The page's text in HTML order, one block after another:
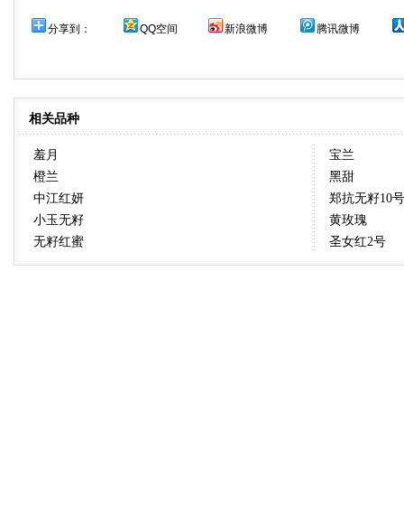
分享到： QQ空间 新浪微博 腾讯微博
相关品种
羞月
橙兰
中江红妍
小玉无籽
无籽红蜜
宝兰
黑甜
郑抗无籽10号
黄玫瑰
圣女红2号